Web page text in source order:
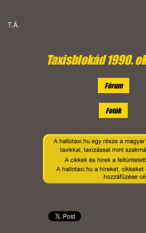
T.Á.
Taxisblokád 1990.
Fórum
Fotók